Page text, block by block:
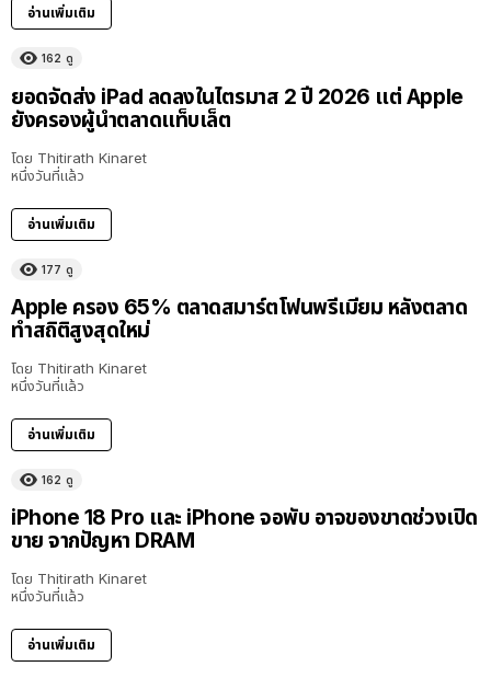
อ่านเพิ่มเติม
162 ดู
ยอดจัดส่ง iPad ลดลงในไตรมาส 2 ปี 2026 แต่ Apple
ยังครองผู้นำตลาดแท็บเล็ต
โดย Thitirath Kinaret
หนึ่งวันที่แล้ว
อ่านเพิ่มเติม
177 ดู
Apple ครอง 65% ตลาดสมาร์ตโฟนพรีเมียม หลังตลาด
ทำสถิติสูงสุดใหม่
โดย Thitirath Kinaret
หนึ่งวันที่แล้ว
อ่านเพิ่มเติม
162 ดู
iPhone 18 Pro และ iPhone จอพับ อาจของขาดช่วงเปิด
ขาย จากปัญหา DRAM
โดย Thitirath Kinaret
หนึ่งวันที่แล้ว
อ่านเพิ่มเติม